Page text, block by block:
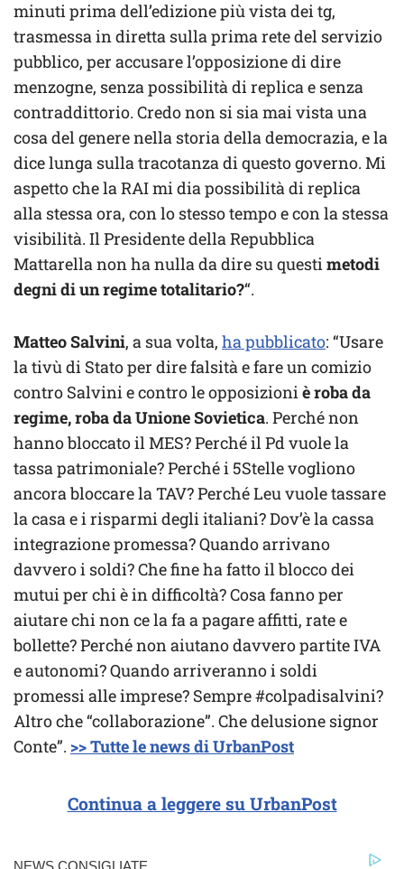
minuti prima dell’edizione più vista dei tg,
trasmessa in diretta sulla prima rete del servizio
pubblico, per accusare l’opposizione di dire
menzogne, senza possibilità di replica e senza
contraddittorio. Credo non si sia mai vista una
cosa del genere nella storia della democrazia, e la
dice lunga sulla tracotanza di questo governo. Mi
aspetto che la RAI mi dia possibilità di replica
alla stessa ora, con lo stesso tempo e con la stessa
visibilità. Il Presidente della Repubblica
Mattarella non ha nulla da dire su questimetodi
degni di un regime totalitario?“.
Matteo Salvini, a sua volta, ha pubblicato: “Usare
la tivù di Stato per dire falsità e fare un comizio
contro Salvini e contro le opposizioniè roba da
regime, roba da Unione Sovietica. Perché non
hanno bloccato il MES? Perché il Pd vuole la
tassa patrimoniale? Perché i 5Stelle vogliono
ancora bloccare la TAV? Perché Leu vuole tassare
la casa e i risparmi degli italiani? Dov’è la cassa
integrazione promessa? Quando arrivano
davvero i soldi? Che fine ha fatto il blocco dei
mutui per chi è in difficoltà? Cosa fanno per
aiutare chi non ce la fa a pagare affitti, rate e
bollette? Perché non aiutano davvero partite IVA
e autonomi? Quando arriveranno i soldi
promessi alle imprese? Sempre #colpadisalvini?
Altro che “collaborazione”. Che delusione signor
Conte”. >> Tutte le news di UrbanPost
Continua a leggere su UrbanPost